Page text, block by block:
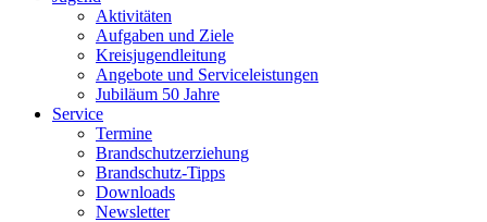
Aktivitäten
Aufgaben und Ziele
Kreisjugendleitung
Angebote und Serviceleistungen
Jubiläum 50 Jahre
Service
Termine
Brandschutzerziehung
Brandschutz-Tipps
Downloads
Newsletter